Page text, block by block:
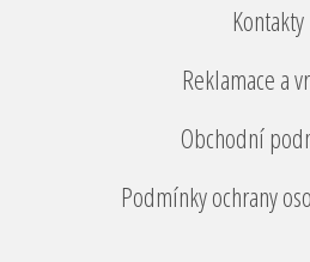
Kontakty
Reklamace a
Obchodní
Podmínky ochrany